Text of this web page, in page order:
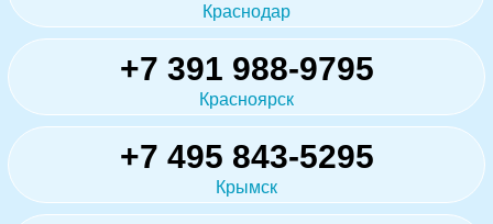
Краснодар
+7 391 988-9795
Красноярск
+7 495 843-5295
Крымск